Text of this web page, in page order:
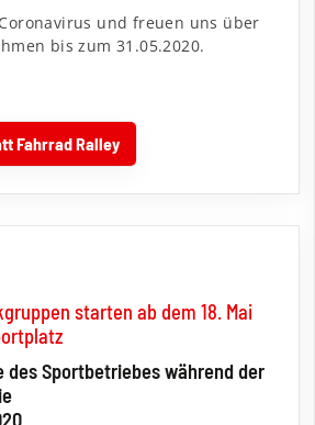
und freuen uns über
bis zum 31.05.2020.
Fahrrad Ralley
starten ab dem 18. Mai
des Sportbetriebes während der